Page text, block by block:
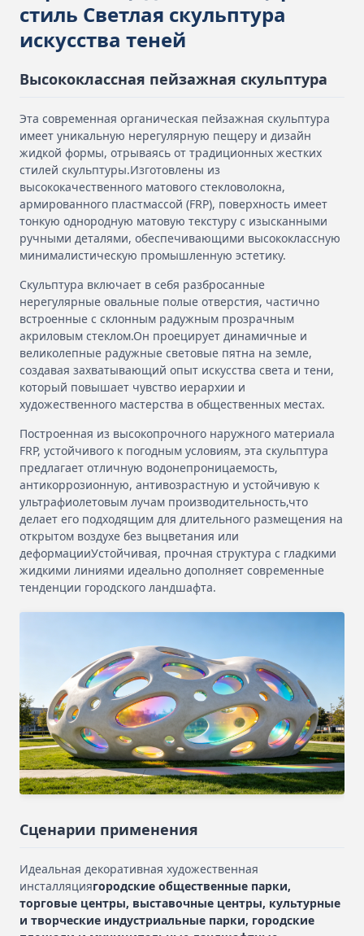
стиль Светлая скульптура
искусства теней
Высококлассная пейзажная скульптура
Эта современная органическая пейзажная скульптура
имеет уникальную нерегулярную пещеру и дизайн
жидкой формы, отрываясь от традиционных жестких
стилей скульптуры.Изготовлены из
высококачественного матового стекловолокна,
армированного пластмассой (FRP), поверхность имеет
тонкую однородную матовую текстуру с изысканными
ручными деталями, обеспечивающими высококлассную
минималистическую промышленную эстетику.
Скульптура включает в себя разбросанные
нерегулярные овальные полые отверстия, частично
встроенные с склонным радужным прозрачным
акриловым стеклом.Он проецирует динамичные и
великолепные радужные световые пятна на земле,
создавая захватывающий опыт искусства света и тени,
который повышает чувство иерархии и
художественного мастерства в общественных местах.
Построенная из высокопрочного наружного материала
FRP, устойчивого к погодным условиям, эта скульптура
предлагает отличную водонепроницаемость,
антикоррозионную, антивозрастную и устойчивую к
ультрафиолетовым лучам производительность,что
делает его подходящим для длительного размещения на
открытом воздухе без выцветания или
деформацииУстойчивая, прочная структура с гладкими
жидкими линиями идеально дополняет современные
тенденции городского ландшафта.
Сценарии применения
Идеальная декоративная художественная
инсталляциягородские общественные парки,
торговые центры, выставочные центры, культурные
и творческие индустриальные парки, городские